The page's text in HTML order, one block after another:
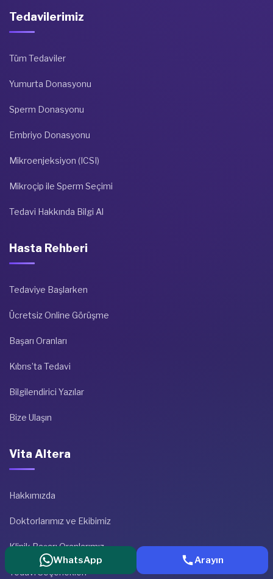
Tedavilerimiz
Tüm Tedaviler
Yumurta Donasyonu
Sperm Donasyonu
Embriyo Donasyonu
Mikroenjeksiyon (ICSI)
Mikroçip ile Sperm Seçimi
Tedavi Hakkında Bilgi Al
Hasta Rehberi
Tedaviye Başlarken
Ücretsiz Online Görüşme
Başarı Oranları
Kıbrıs’ta Tedavi
Bilgilendirici Yazılar
Bize Ulaşın
Vita Altera
Hakkımızda
Doktorlarımız ve Ekibimiz
Klinik Başarı Oranlarımız
Tedavi Seçenekleri
WhatsApp Arayın